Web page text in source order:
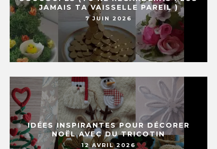
JAMAIS TA VAISSELLE PAREIL )
7 JUIN 2026
IDÉES INSPIRANTES POUR DÉCORER
NOËL AVEC DU TRICOTIN
12 AVRIL 2026